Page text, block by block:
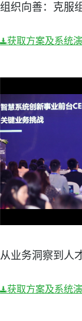
组织向善：克服
获取方案及系统
从业务洞察到人
获取方案及系统